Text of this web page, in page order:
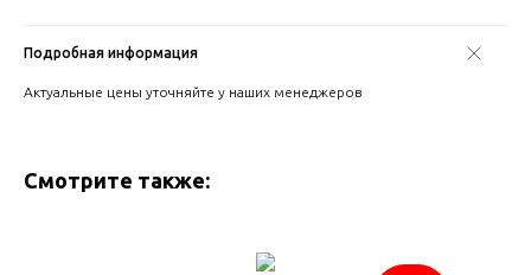
Подробная информация
Актуальные цены уточняйте у наших менеджеров
Смотрите также: